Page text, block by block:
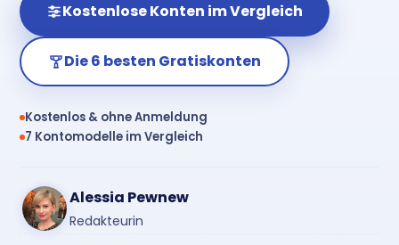
Kostenlose Konten im Vergleich
Die 6 besten Gratiskonten
Kostenlos & ohne Anmeldung
7 Kontomodelle im Vergleich
Alessia Pewnew
Redakteurin